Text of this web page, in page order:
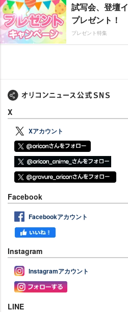
試写会、登壇
プレゼント！
プレゼント特集
X
Xアカウント
Facebook
Facebookアカウント
Instagram
Instagramアカウント
LINE